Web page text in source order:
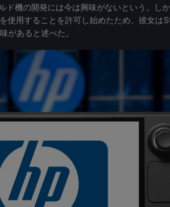
機の開発には今は興味がないという。し
使用することを許可し始めたため、彼女は
があると述べた。